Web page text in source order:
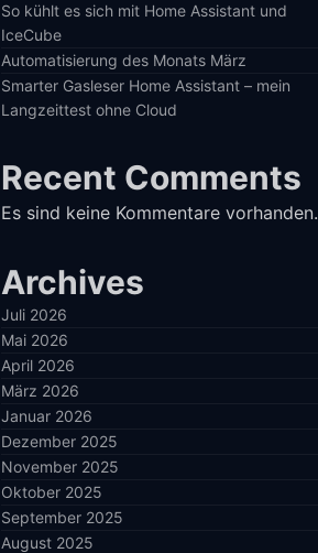
So kühlt es sich mit Home Assistant und
IceCube
Automatisierung des Monats März
Smarter Gasleser Home Assistant – mein
Langzeittest ohne Cloud
Recent Comments
Es sind keine Kommentare vorhanden.
Archives
Juli 2026
Mai 2026
April 2026
März 2026
Januar 2026
Dezember 2025
November 2025
Oktober 2025
September 2025
August 2025